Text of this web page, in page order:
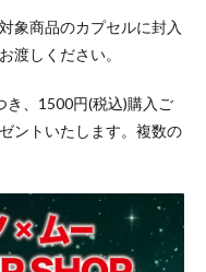
象商品のカプセルに封入
渡しください。
、1500円(税込)購入ご
ントいたします。複数の